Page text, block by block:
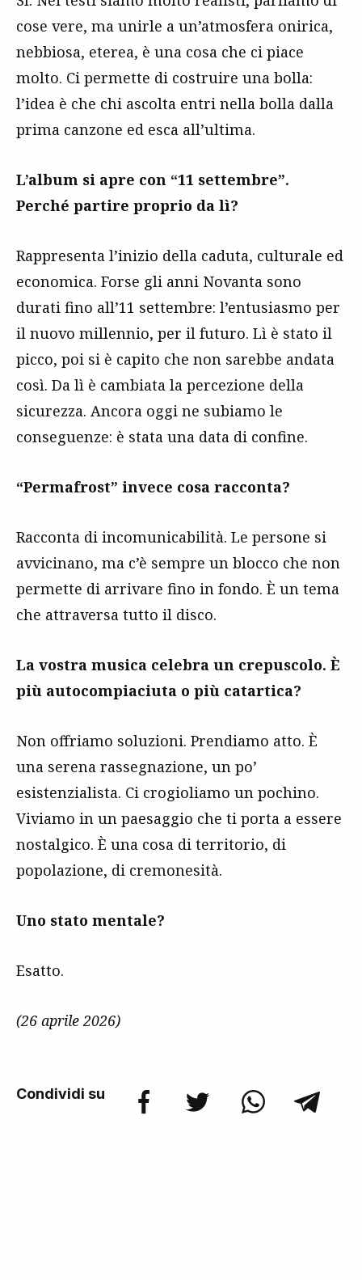
cose vere, ma unirle a un’atmosfera onirica,
nebbiosa, eterea, è una cosa che ci piace
molto. Ci permette di costruire una bolla:
l’idea è che chi ascolta entri nella bolla dalla
prima canzone ed esca all’ultima.
L’album si apre con “11 settembre”.
Perché partire proprio da lì?
Rappresenta l’inizio della caduta, culturale ed
economica. Forse gli anni Novanta sono
durati fino all’11 settembre: l’entusiasmo per
il nuovo millennio, per il futuro. Lì è stato il
picco, poi si è capito che non sarebbe andata
così. Da lì è cambiata la percezione della
sicurezza. Ancora oggi ne subiamo le
conseguenze: è stata una data di confine.
“Permafrost” invece cosa racconta?
Racconta di incomunicabilità. Le persone si
avvicinano, ma c’è sempre un blocco che non
permette di arrivare fino in fondo. È un tema
che attraversa tutto il disco.
La vostra musica celebra un crepuscolo. È
più autocompiaciuta o più catartica?
Non offriamo soluzioni. Prendiamo atto. È
una serena rassegnazione, un po’
esistenzialista. Ci crogioliamo un pochino.
Viviamo in un paesaggio che ti porta a essere
nostalgico. È una cosa di territorio, di
popolazione, di cremonesità.
Uno stato mentale?
Esatto.
(26 aprile 2026)
Condividi su